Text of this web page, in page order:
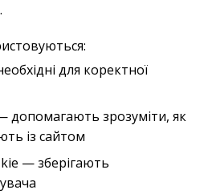
для коректної
допомагають зрозуміти, як
із сайтом
— зберігають